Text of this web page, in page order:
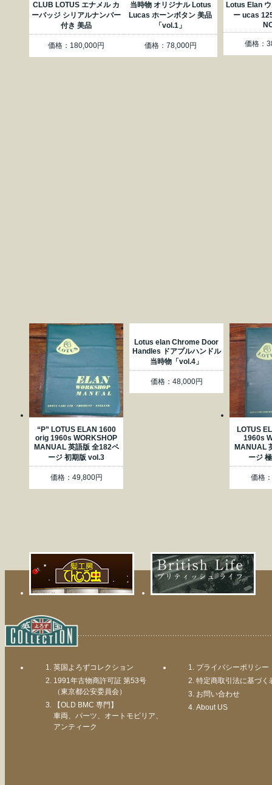
CLUB LOTUS エナメル カ
ーバッジ シリアルナンバー
付き 美品
価格：180,000円
当時物 オリジナル Lotus
Lucas ホーンボタン 美品
「vol.1」
価格：78,000円
Lotus Elan
ー ucas
価格：
“P” LOTUS ELAN 1600
orig 1960s WORKSHOP
MANUAL 英語版 全182ペ
ージ 初期版 vol.3
価格：49,800円
Lotus elan Chrome Door
Handles ドアプルハンドル
当時物「vol.4」
価格：48,000円
LOTUS
1960s
MANUAL
ージ
価格
英国よろずコレクション
1991年古物商許可証 第53号
（東京都公安委員会）
【OLD BMC 専門】
車両、パーツ、オートモビリア、
アンティーク
プライバシーポリシー
特定商取引法に基づく
お問い合わせ
About US